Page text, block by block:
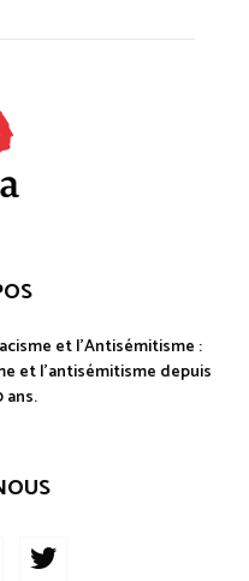
et l'Antisémitisme :
et l'antisémitisme depuis
ans.